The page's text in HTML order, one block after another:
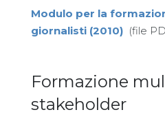
Modulo per la
giornalisti (2010) (file
Formazione
stakeholder